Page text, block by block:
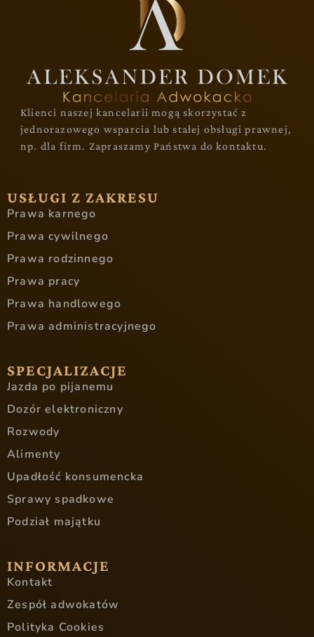
Klienci naszej kancelarii mogą skorzystać z
jednorazowego wsparcia lub stałej obsługi prawnej,
np. dla firm. Zapraszamy Państwa do kontaktu.
USŁUGI Z ZAKRESU
Prawa karnego
Prawa cywilnego
Prawa rodzinnego
Prawa pracy
Prawa handlowego
Prawa administracyjnego
SPECJALIZACJE
Jazda po pijanemu
Dozór elektroniczny
Rozwody
Alimenty
Upadłość konsumencka
Sprawy spadkowe
Podział majątku
INFORMACJE
Kontakt
Zespół adwokatów
Polityka Cookies